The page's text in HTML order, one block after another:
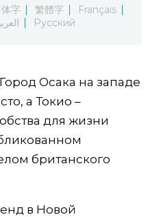
العربية 字 繁體字
Français
Русский
Осака на западе
а Токио –
для жизни
британского
в Новой